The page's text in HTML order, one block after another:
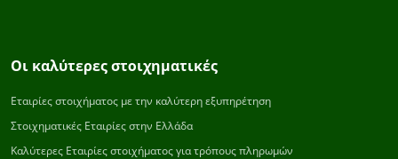
Οι καλύτερες στοιχηματικές
Εταιρίες στοιχήματος με την καλύτερη εξυπηρέτηση
Στοιχηματικές Εταιρίες στην Ελλάδα
Καλύτερες Εταιρίες στοιχήματος για τρόπους πληρωμών